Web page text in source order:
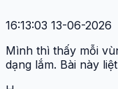
16:13:03 13-06-2026
Mình thì thấy mỗi
dạng lắm. Bài này